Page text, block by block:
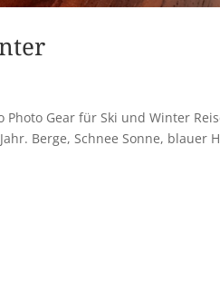
Gear für Ski und Winter
Berge, Schnee Sonne, blauer